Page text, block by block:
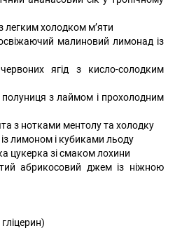
легким холодком м’яти
малиновий лимонад із
ягід з кисло-солодким
з лаймом і прохолодним
з нотками ментолу та холодку
лимоном і кубиками льоду
цукерка зі смаком лохини
абрикосовий джем із ніжною